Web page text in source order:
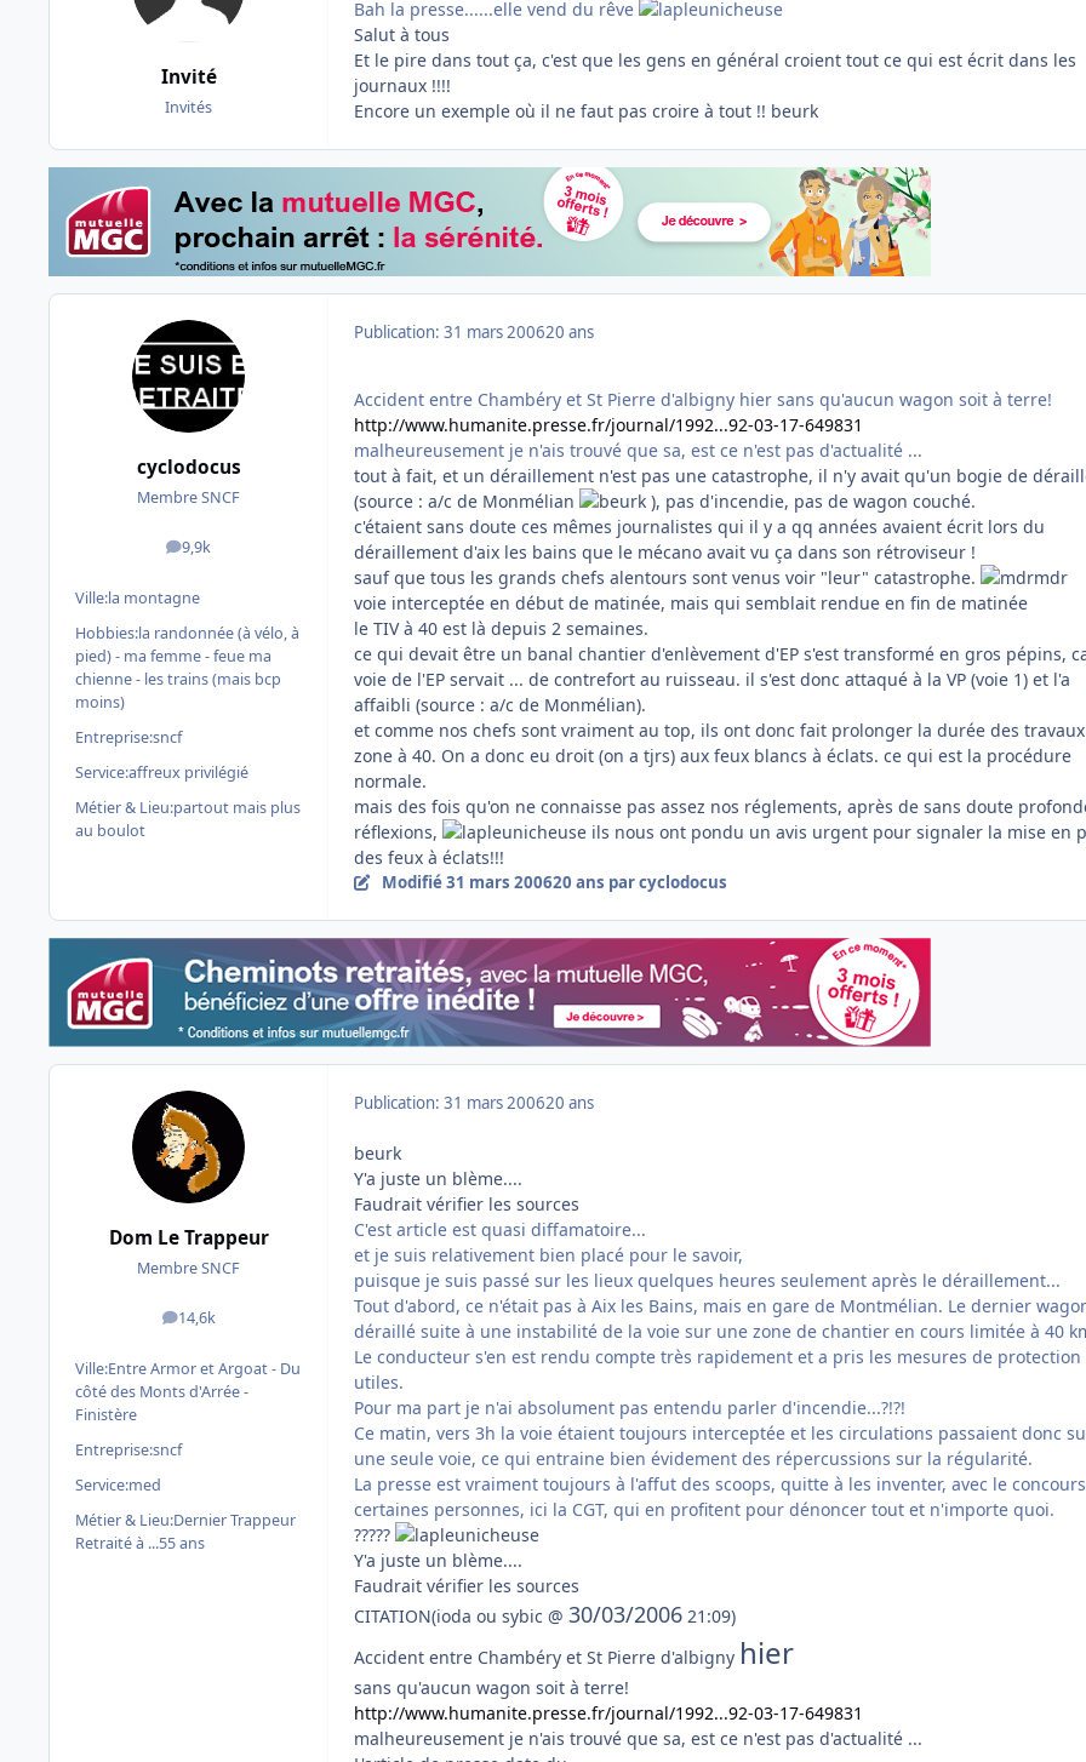
Invité
Invités
Bah la presse......elle vend du rêve
Salut à tous
Et le pire dans tout ça, c'est que les gens en général croient tout ce qui est écrit dans les
journaux !!!!
Encore un exemple où il ne faut pas croire à tout !! beurk
cyclodocus
Membre SNCF
9,9k
messages
Ville:la montagne
Hobbies:la randonnée (à vélo, à
pied) - ma femme - feue ma
chienne - les trains (mais bcp
moins)
Entreprise:sncf
Service:affreux privilégié
Métier & Lieu:partout mais plus
au boulot
Publication: 31 mars 200620 ans
Accident entre Chambéry et St Pierre d'albigny hier sans qu'aucun wagon soit à terre!
http://www.humanite.presse.fr/journal/1992...92-03-17-649831
malheureusement je n'ais trouvé que sa, est ce n'est pas d'actualité ...
tout à fait, et un déraillement n'est pas une catastrophe, il n'y avait qu'un bogie de
(source : a/c de Monmélian
), pas d'incendie, pas de wagon couché.
c'étaient sans doute ces mêmes journalistes qui il y a qq années avaient écrit lors du
déraillement d'aix les bains que le mécano avait vu ça dans son rétroviseur !
sauf que tous les grands chefs alentours sont venus voir "leur" catastrophe.
voie interceptée en début de matinée, mais qui semblait rendue en fin de matinée
le TIV à 40 est là depuis 2 semaines.
ce qui devait être un banal chantier d'enlèvement d'EP s'est transformé en gros pépins,
voie de l'EP servait ... de contrefort au ruisseau. il s'est donc attaqué à la VP (voie 1) et l'a
affaibli (source : a/c de Monmélian).
et comme nos chefs sont vraiment au top, ils ont donc fait prolonger la durée des
zone à 40. On a donc eu droit (on a tjrs) aux feux blancs à éclats. ce qui est la procédure
normale.
mais des fois qu'on ne connaisse pas assez nos réglements, après de sans doute
réflexions,
ils nous ont pondu un avis urgent pour signaler la mise en
des feux à éclats!!!
Modifié31 mars 200620 ans par cyclodocus
Dom Le Trappeur
Membre SNCF
14,6k
messages
Ville:Entre Armor et Argoat - Du
côté des Monts d'Arrée -
Finistère
Entreprise:sncf
Service:med
Métier & Lieu:Dernier Trappeur
Retraité à ...55 ans
Publication: 31 mars 200620 ans
beurk
Y'a juste un blème....
Faudrait vérifier les sources
C'est article est quasi diffamatoire...
et je suis relativement bien placé pour le savoir,
puisque je suis passé sur les lieux quelques heures seulement après le déraillement...
Tout d'abord, ce n'était pas à Aix les Bains, mais en gare de Montmélian. Le dernier
déraillé suite à une instabilité de la voie sur une zone de chantier en cours limitée à 40
Le conducteur s'en est rendu compte très rapidement et a pris les mesures de protection
utiles.
Pour ma part je n'ai absolument pas entendu parler d'incendie...?!?!
Ce matin, vers 3h la voie étaient toujours interceptée et les circulations passaient donc
une seule voie, ce qui entraine bien évidement des répercussions sur la régularité.
La presse est vraiment toujours à l'affut des scoops, quitte à les inventer, avec le
certaines personnes, ici la CGT, qui en profitent pour dénoncer tout et n'importe quoi.
?????
Y'a juste un blème....
Faudrait vérifier les sources
CITATION(ioda ou sybic @ 30/03/2006 21:09)
Accident entre Chambéry et St Pierre d'albigny hier
sans qu'aucun wagon soit à terre!
http://www.humanite.presse.fr/journal/1992...92-03-17-649831
malheureusement je n'ais trouvé que sa, est ce n'est pas d'actualité ...